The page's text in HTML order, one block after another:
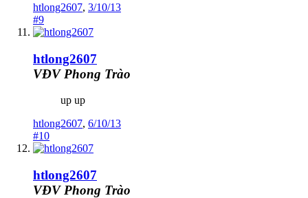
htlong2607, 3/10/13
#9
htlong2607
VĐV Phong Trào
up up
htlong2607, 6/10/13
#10
htlong2607
VĐV Phong Trào